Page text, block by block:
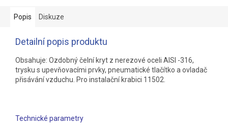
Popis Diskuze
Detailní popis produktu
Obsahuje: Ozdobný čelní kryt z nerezové oceli AISI -316,
trysku s upevňovacími prvky, pneumatické tlačítko a ovladač
přisávání vzduchu. Pro instalační krabici 11502.
Technické parametry